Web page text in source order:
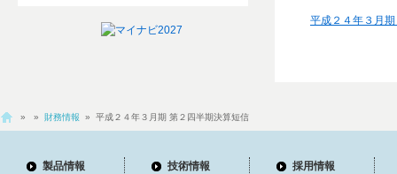
平成２４年３月
» » 財務情報 » 平成２４年３月期 第２四半期決算短信
製品情報
技術情報
採用情報